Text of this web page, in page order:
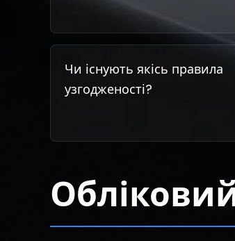
Чи існують якісь правила
узгодженості?